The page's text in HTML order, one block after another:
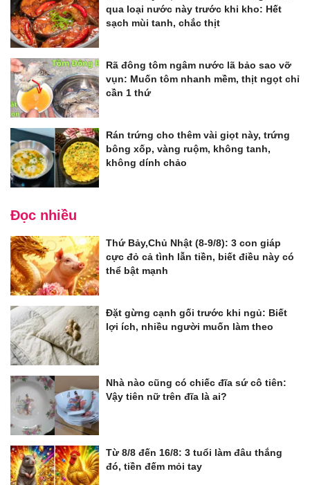
qua loại nước này trước khi kho: Hết
sạch mùi tanh, chắc thịt
Rã đông tôm ngâm nước lã bảo sao vỡ
vụn: Muốn tôm nhanh mềm, thịt ngọt chỉ
cần 1 thứ
Rán trứng cho thêm vài giọt này, trứng
bông xốp, vàng ruộm, không tanh,
không dính chảo
Đọc nhiều
Thứ Bảy,Chủ Nhật (8-9/8): 3 con giáp
cực đỏ cả tình lẫn tiền, biết điều này có
thể bật mạnh
Đặt gừng cạnh gối trước khi ngủ: Biết
lợi ích, nhiều người muốn làm theo
Nhà nào cũng có chiếc đĩa sứ cô tiên:
Vậy tiên nữ trên đĩa là ai?
Từ 8/8 đến 16/8: 3 tuổi làm đâu thắng
đó, tiền đếm mỏi tay